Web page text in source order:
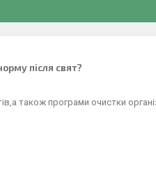
після свят?
також програми очистки